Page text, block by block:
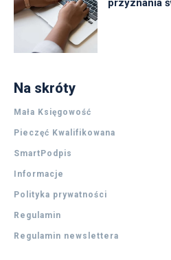
przyznania
Na skróty
Mała Księgowość
Pieczęć Kwalifikowana
SmartPodpis
Informacje
Polityka prywatności
Regulamin
Regulamin newslettera